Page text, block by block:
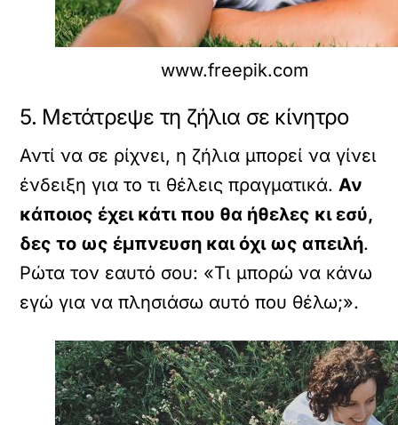
www.freepik.com
5. Μετάτρεψε τη ζήλια σε κίνητρο
Αντί να σε ρίχνει, η ζήλια μπορεί να γίνει
ένδειξη για το τι θέλεις πραγματικά.Αν
κάποιος έχει κάτι που θα ήθελες κι εσύ,
δες το ως έμπνευση και όχι ως απειλή.
Ρώτα τον εαυτό σου: «Τι μπορώ να κάνω
εγώ για να πλησιάσω αυτό που θέλω;».